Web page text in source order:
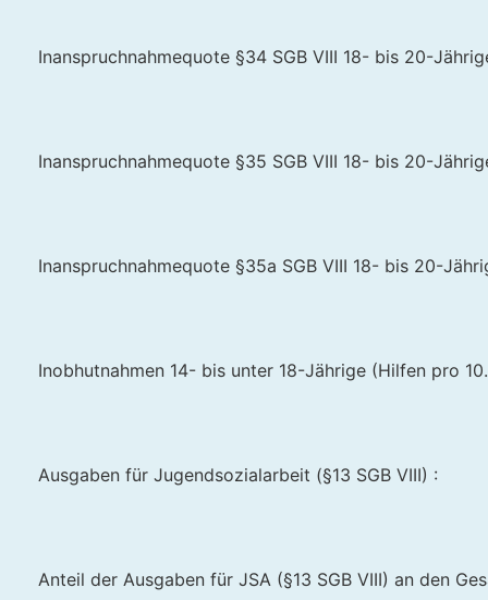
Inanspruchnahmequote §34 SGB VIII 18- bis 20-
Inanspruchnahmequote §35 SGB VIII 18- bis 20-
Inanspruchnahmequote §35a SGB VIII 18- bis 20-
Inobhutnahmen 14- bis unter 18-Jährige (Hilfen pro
Ausgaben für Jugendsozialarbeit (§13 SGB VIII) :
Anteil der Ausgaben für JSA (§13 SGB VIII) an den